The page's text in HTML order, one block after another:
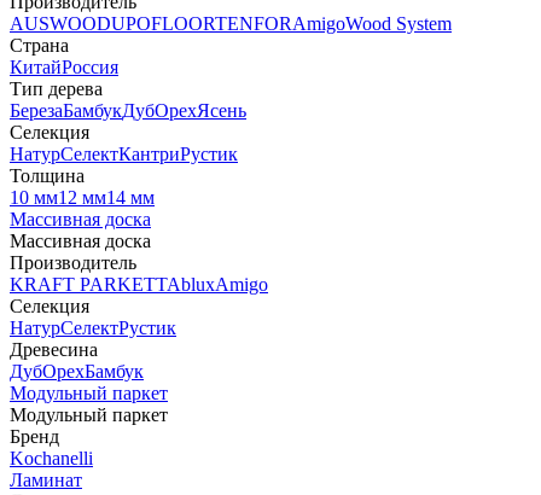
AUSWOODUPOFLOORTENFORAmigoWood System
Страна
КитайРоссия
Тип дерева
БерезаБамбукДубОрехЯсень
Селекция
НатурСелектКантриРустик
Толщина
10 мм12 мм14 мм
Массивная доска
Массивная доска
Производитель
KRAFT PARKETTAbluxAmigo
Селекция
НатурСелектРустик
Древесина
ДубОрехБамбук
Модульный паркет
Модульный паркет
Бренд
Kochanelli
Ламинат